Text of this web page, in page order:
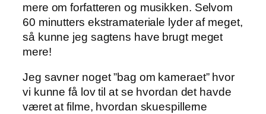
mere om forfatteren og musikken. Selvom
60 minutters ekstramateriale lyder af meget,
så kunne jeg sagtens have brugt meget
mere!
Jeg savner noget ”bag om kameraet” hvor
vi kunne få lov til at se hvordan det havde
været at filme, hvordan skuespillerne